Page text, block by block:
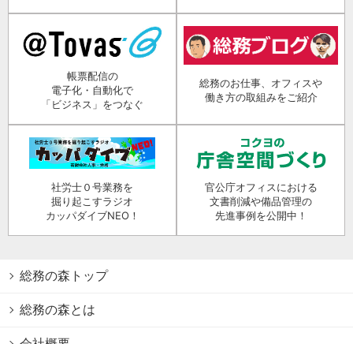
帳票配信の
電子化・自動化で
「ビジネス」をつなぐ
総務のお仕事、オフィスや
働き方の取組みをご紹介
社労士０号業務を
掘り起こすラジオ
カッパダイブNEO！
官公庁オフィスにおける
文書削減や備品管理の
先進事例を公開中！
総務の森トップ
総務の森とは